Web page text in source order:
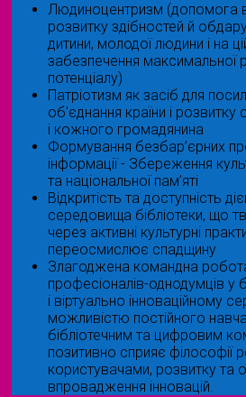
Людиноцентризм (допомога в
розвитку здібностей й
дитини, молодої людини і на
забезпечення максимальної
потенціалу)
Патріотизм як засіб для
об'єднання країни і
і кожного громадянина
Формування безбар’єрних
інформації - Збереження
та національної пам’яті
Відкритість та доступність
середовища бібліотеки, що
через активні культурні
переосмислює спадщину
Злагоджена командна робота
професіоналів-однодумців у
і віртуально інноваційному
можливістю постійного
бібліотечним та цифровим
позитивно сприяє філософії
користувачами, розвитку та
впровадження інновацій.